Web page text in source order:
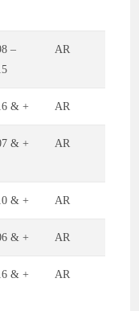
–
AR
& + AR
& + AR
& + AR
& + AR
& + AR